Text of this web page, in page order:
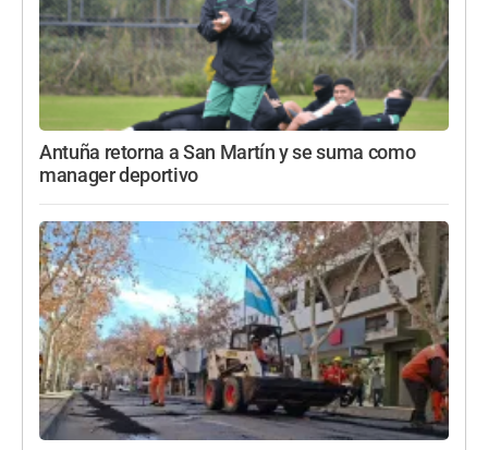
Antuña retorna a San Martín y se suma como
manager deportivo